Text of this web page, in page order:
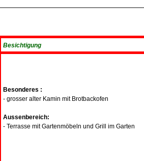
Besichtigung
Besonderes :
- grosser alter Kamin mit Brotbackofen
Aussenbereich:
- Terrasse mit Gartenmöbeln und Grill im Garten